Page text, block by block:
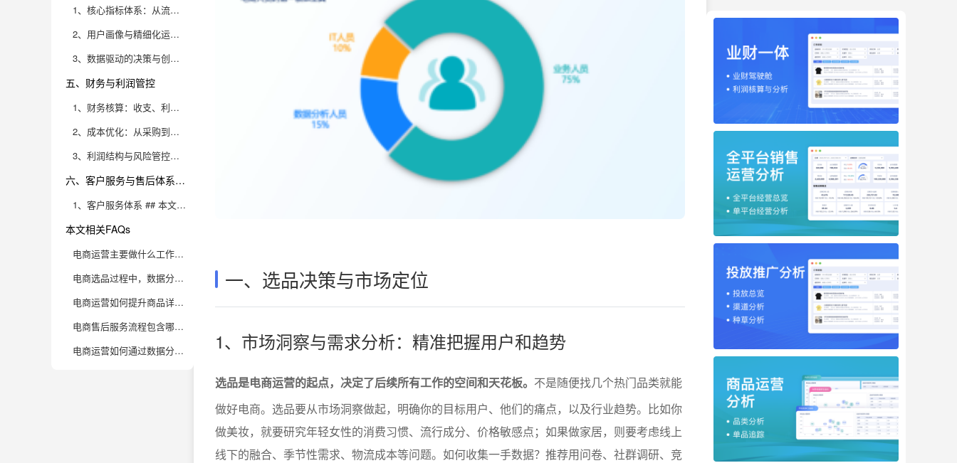
1、核心指标体系：从流量到利润的全链路追踪
2、用户画像与精细化运营：让用户不再只是“流量”
3、数据驱动的决策与创新：从复盘到迭代的闭环
五、财务与利润管控
1、财务核算：收支、利润与现金流的全方位管理
2、成本优化：从采购到广告的全流程降本增效
3、利润结构与风险管控：稳健运营的底层逻辑
六、客户服务与售后体系建设
1、客户服务体系 ## 本文相关FAQs
本文相关FAQs
电商运营主要做什么工作？从选品到售后的全流程工作清单有哪些？
电商选品过程中，数据分析有哪些实用方法？
电商运营如何提升商品详情页转化率？
电商售后服务流程包含哪些关键环节？如何提升用户满意度？
电商运营如何通过数据分析实现销量增长？
一、选品决策与市场定位
1、市场洞察与需求分析：精准把握用户和趋势
选品是电商运营的起点，决定了后续所有工作的空间和天花板。 不是随便找几个热门品类就能
做好电商。选品要从市场洞察做起，明确你的目标用户、他们的痛点，以及行业趋势。比如你
做美妆，就要研究年轻女性的消费习惯、流行成分、价格敏感点；如果做家居，则要考虑线上
线下的融合、季节性需求、物流成本等问题。如何收集一手数据？推荐用问卷、社群调研、竞